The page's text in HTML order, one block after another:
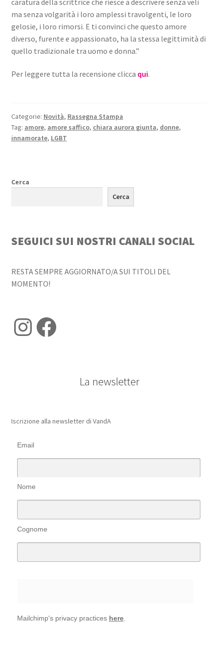
ma senza volgarità i loro amplessi travolgenti, le loro
gelosie, i loro rimorsi. E ti convinci che questo amore
diverso, furente e appassionato, ha la stessa legittimità di
quello tradizionale tra uomo e donna.”
Per leggere tutta la recensione clicca qui.
Categorie: Novità, Rassegna Stampa
Tag: amore, amore saffico, chiara aurora giunta, donne,
innamorate, LGBT
Cerca
Cerca
SEGUICI SUI NOSTRI CANALI SOCIAL
RESTA SEMPRE AGGIORNATO/A SUI TITOLI DEL
MOMENTO!
Instagram
Facebook
La newsletter
Iscrizione alla newsletter di VandA
Email
Nome
Cognome
Mailchimp's privacy practices here.